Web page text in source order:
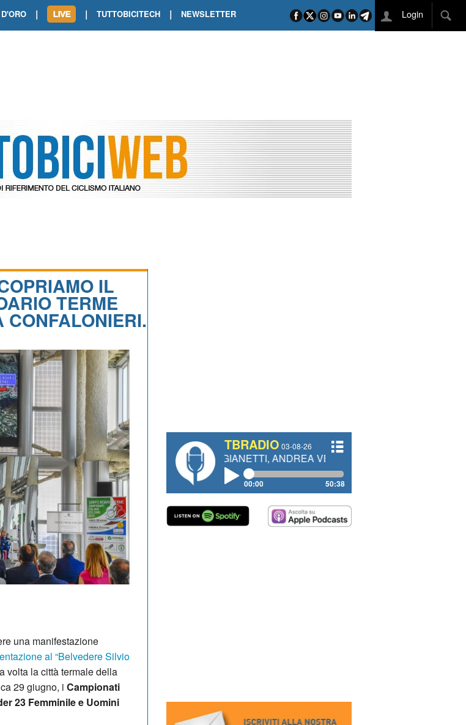
|
TOUR DE FRANCE. ORCIERES-MERLETTE INCORONA CARAPAZ
TOUR DE FRANCE. A VOIRON TRIONFO DI PHILIPSEN SU SCHMID E KOOIJ
| TUTTOBICITECH | NEWSLETTER Login
IL
TERME
una manifestazione
al “Belvedere Silvio
volta la città termale della
29 giugno, i Campionati
23 Femminile e Uomini
TBRADIO 03-08-26
#334 CHARLY WEGELIUS, MAURO GIANETTI, ANDREA VENDRAME, FILIPPO FIORELLI
00:00 50:38